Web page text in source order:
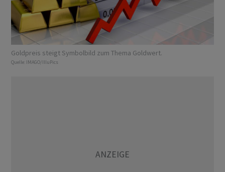
Goldpreis steigt Symbolbild zum Thema Goldwert.
Quelle: IMAGO/IlluPics